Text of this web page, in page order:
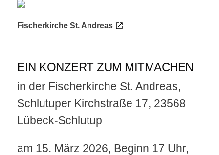
Fischerkirche St. Andreas
EIN KONZERT ZUM MITMACHEN
in der Fischerkirche St. Andreas,
Schlutuper Kirchstraße 17, 23568
Lübeck-Schlutup
am 15. März 2026, Beginn 17 Uhr,